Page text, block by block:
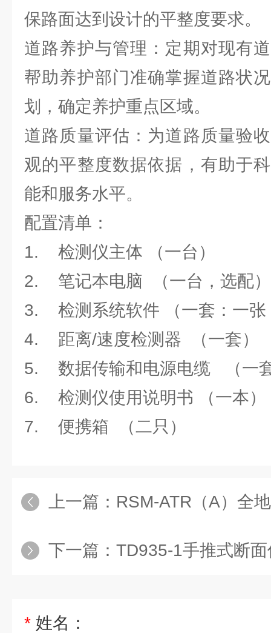
保路面达到设计的平整度要求。
道路养护与管理：定期对现有
帮助养护部门准确掌握道路状
划，确定养护重点区域。
道路质量评估：为道路质量验
观的平整度数据依据，有助于
能和服务水平。
配置清单：
1. 检测仪主体 （一台）
2. 笔记本电脑 （一台，选配）
3. 检测系统软件 （一套：一张
4. 距离/速度检测器 （一套）
5. 数据传输和电源电缆 （一
6. 检测仪使用说明书 （一本）
7. 便携箱 （二只）
上一篇： RSM-ATR（A）全
下一篇： TD935-1手推式断
* 姓名：